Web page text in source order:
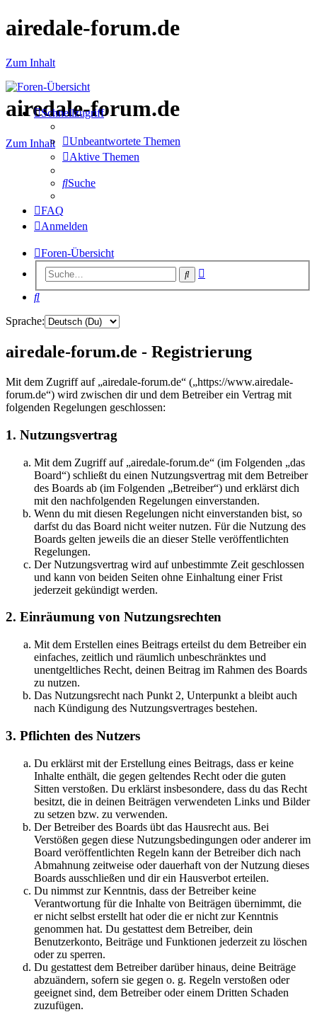
airedale-forum.de
Zum Inhalt
airedale-forum.de
Zum Inhalt
Schnellzugriff
Unbeantwortete Themen
Aktive Themen
Suche
FAQ
Anmelden
Foren-Übersicht
Suche
Suche
Sprache:
airedale-forum.de - Registrierung
Mit dem Zugriff auf „airedale-forum.de“ („https://www.airedale-
forum.de“) wird zwischen dir und dem Betreiber ein Vertrag mit
folgenden Regelungen geschlossen:
1. Nutzungsvertrag
Mit dem Zugriff auf „airedale-forum.de“ (im Folgenden „das
Board“) schließt du einen Nutzungsvertrag mit dem Betreiber
des Boards ab (im Folgenden „Betreiber“) und erklärst dich
mit den nachfolgenden Regelungen einverstanden.
Wenn du mit diesen Regelungen nicht einverstanden bist, so
darfst du das Board nicht weiter nutzen. Für die Nutzung des
Boards gelten jeweils die an dieser Stelle veröffentlichten
Regelungen.
Der Nutzungsvertrag wird auf unbestimmte Zeit geschlossen
und kann von beiden Seiten ohne Einhaltung einer Frist
jederzeit gekündigt werden.
2. Einräumung von Nutzungsrechten
Mit dem Erstellen eines Beitrags erteilst du dem Betreiber ein
einfaches, zeitlich und räumlich unbeschränktes und
unentgeltliches Recht, deinen Beitrag im Rahmen des Boards
zu nutzen.
Das Nutzungsrecht nach Punkt 2, Unterpunkt a bleibt auch
nach Kündigung des Nutzungsvertrages bestehen.
3. Pflichten des Nutzers
Du erklärst mit der Erstellung eines Beitrags, dass er keine
Inhalte enthält, die gegen geltendes Recht oder die guten
Sitten verstoßen. Du erklärst insbesondere, dass du das Recht
besitzt, die in deinen Beiträgen verwendeten Links und Bilder
zu setzen bzw. zu verwenden.
Der Betreiber des Boards übt das Hausrecht aus. Bei
Verstößen gegen diese Nutzungsbedingungen oder anderer im
Board veröffentlichten Regeln kann der Betreiber dich nach
Abmahnung zeitweise oder dauerhaft von der Nutzung dieses
Boards ausschließen und dir ein Hausverbot erteilen.
Du nimmst zur Kenntnis, dass der Betreiber keine
Verantwortung für die Inhalte von Beiträgen übernimmt, die
er nicht selbst erstellt hat oder die er nicht zur Kenntnis
genommen hat. Du gestattest dem Betreiber, dein
Benutzerkonto, Beiträge und Funktionen jederzeit zu löschen
oder zu sperren.
Du gestattest dem Betreiber darüber hinaus, deine Beiträge
abzuändern, sofern sie gegen o. g. Regeln verstoßen oder
geeignet sind, dem Betreiber oder einem Dritten Schaden
zuzufügen.